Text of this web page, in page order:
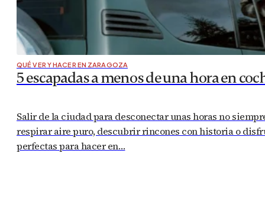
QUÉ VER Y HACER EN ZARAGOZA
5 escapadas a menos de una hora en
Salir de la ciudad para desconectar unas horas no
respirar aire puro, descubrir rincones con historia o
perfectas para hacer en…